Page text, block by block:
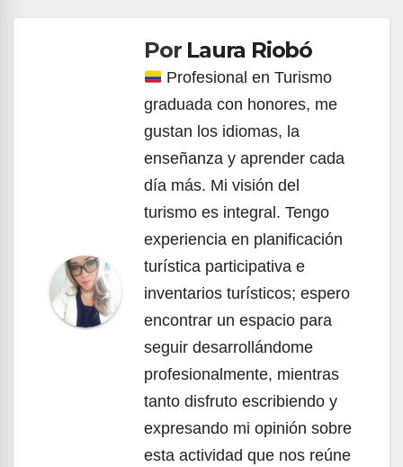
entradasPor Laura Riobó
Profesional en Turismo
graduada con honores, me
gustan los idiomas, la
enseñanza y aprender cada
día más. Mi visión del
turismo es integral. Tengo
experiencia en planificación
turística participativa e
inventarios turísticos; espero
encontrar un espacio para
seguir desarrollándome
profesionalmente, mientras
tanto disfruto escribiendo y
expresando mi opinión sobre
esta actividad que nos reúne